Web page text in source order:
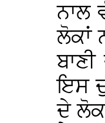
ਨਾਲ
ਲੋਕਾਂ
ਇਸ
ਦੇ